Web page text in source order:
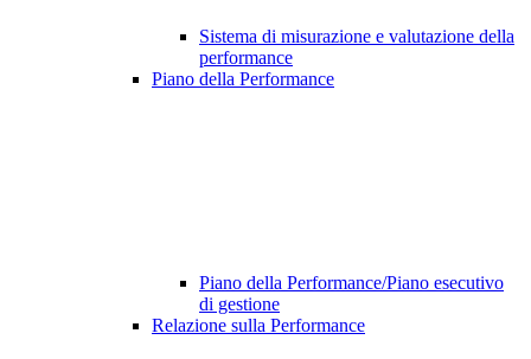
Sistema di misurazione e valutazione della
performance
Piano della Performance
Piano della Performance/Piano esecutivo
di gestione
Relazione sulla Performance